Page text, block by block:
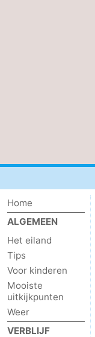
Home
ALGEMEEN
Het eiland
Tips
Voor kinderen
Mooiste
uitkijkpunten
Weer
VERBLIJF